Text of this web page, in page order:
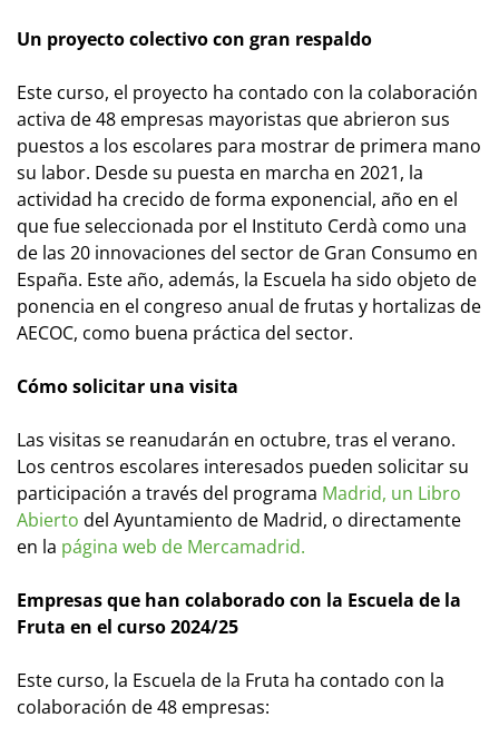
Un proyecto colectivo con gran respaldo
Este curso, el proyecto ha contado con la colaboración
activa de 48 empresas mayoristas que abrieron sus
puestos a los escolares para mostrar de primera mano
su labor. Desde su puesta en marcha en 2021, la
actividad ha crecido de forma exponencial, año en el
que fue seleccionada por el Instituto Cerdà como una
de las 20 innovaciones del sector de Gran Consumo en
España. Este año, además, la Escuela ha sido objeto de
ponencia en el congreso anual de frutas y hortalizas de
AECOC, como buena práctica del sector.
Cómo solicitar una visita
Las visitas se reanudarán en octubre, tras el verano.
Los centros escolares interesados pueden solicitar su
participación a través del programa Madrid, un Libro
Abierto del Ayuntamiento de Madrid, o directamente
en la página web de Mercamadrid.
Empresas que han colaborado con la Escuela de la
Fruta en el curso 2024/25
Este curso, la Escuela de la Fruta ha contado con la
colaboración de 48 empresas: